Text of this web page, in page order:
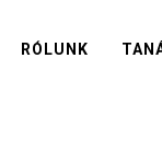
RÓLUNK